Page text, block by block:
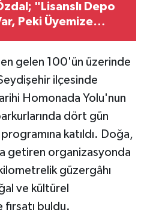
"Lisanslı Depo
Peki Üyemize
gelen 100'ün üzerinde
ilçesinde
Homonada Yolu'nun
dört gün
katıldı. Doğa,
getiren organizasyonda
kilometrelik güzergâhı
ve kültürel
buldu.